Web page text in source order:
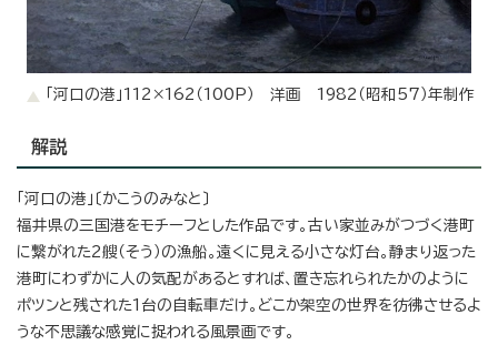
「河口の港」112×162（100P） 洋画 1982（昭和57）年制作
解説
「河口の港」〔かこうのみなと〕
福井県の三国港をモチーフとした作品です。古い家並みがつづく港町
に繋がれた2艘（そう）の漁船。遠くに見える小さな灯台。静まり返った
港町にわずかに人の気配があるとすれば、置き忘れられたかのように
ポツンと残された1台の自転車だけ。どこか架空の世界を彷彿させるよ
うな不思議な感覚に捉われる風景画です。